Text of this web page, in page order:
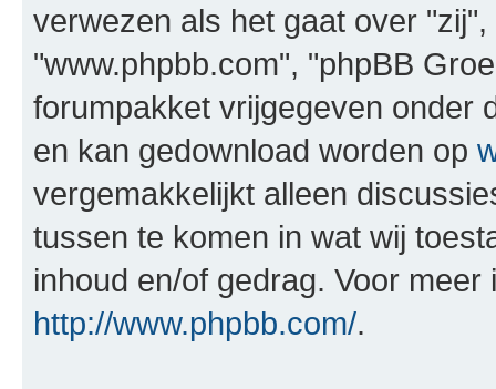
verwezen als het gaat over
"www.phpbb.com", "phpBB
forumpakket vrijgegeven onder
en kan gedownload worden op
vergemakkelijkt alleen
tussen te komen in wat wij
inhoud en/of gedrag. Voor
http://www.phpbb.com/.